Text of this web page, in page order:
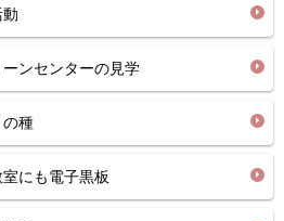
ンセンターの見学
種
にも電子黒板